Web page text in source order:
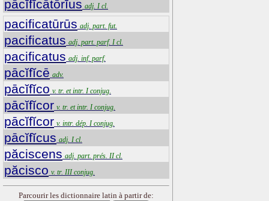
pācĭfĭcātōrĭus adj. I cl.
pacificatūrūs adj. part. fut.
pacificatus adj. part. parf. I cl.
pacificatus adj. inf. parf.
pācĭfĭcē adv.
pācĭfĭco v. tr. et intr. I conjug.
pācĭfĭcor v. tr. et intr. I conjug.
pācĭfĭcor v. intr. dép. I conjug.
pācĭfĭcus adj. I cl.
păciscens adj. part. prés. II cl.
păcisco v. tr. III conjug.
Parcourir les dictionnaire latin à partir de: